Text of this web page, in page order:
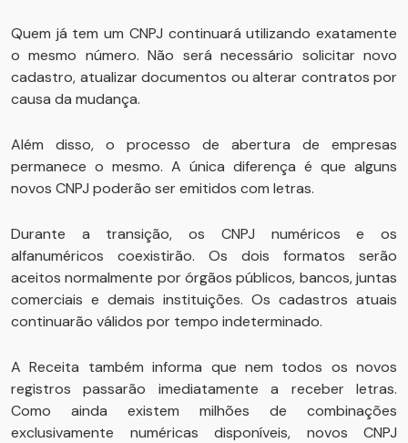
Quem já tem um CNPJ continuará utilizando exatamente
o mesmo número. Não será necessário solicitar novo
cadastro, atualizar documentos ou alterar contratos por
causa da mudança.
Além disso, o processo de abertura de empresas
permanece o mesmo. A única diferença é que alguns
novos CNPJ poderão ser emitidos com letras.
Durante a transição, os CNPJ numéricos e os
alfanuméricos coexistirão. Os dois formatos serão
aceitos normalmente por órgãos públicos, bancos, juntas
comerciais e demais instituições. Os cadastros atuais
continuarão válidos por tempo indeterminado.
A Receita também informa que nem todos os novos
registros passarão imediatamente a receber letras.
Como ainda existem milhões de combinações
exclusivamente numéricas disponíveis, novos CNPJ